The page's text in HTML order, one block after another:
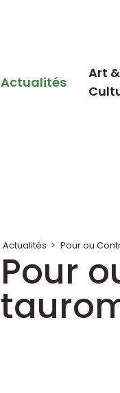
Actualités
Art &
Actualités > Pour ou
Pour